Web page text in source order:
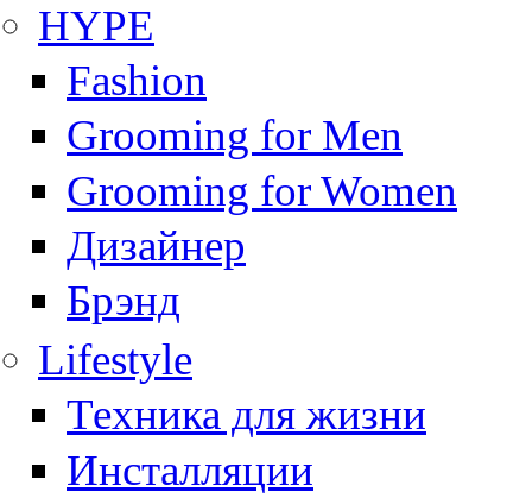
HYPE
Fashion
Grooming for Men
Grooming for Women
Дизайнер
Брэнд
Lifestyle
Техника для жизни
Инсталляции